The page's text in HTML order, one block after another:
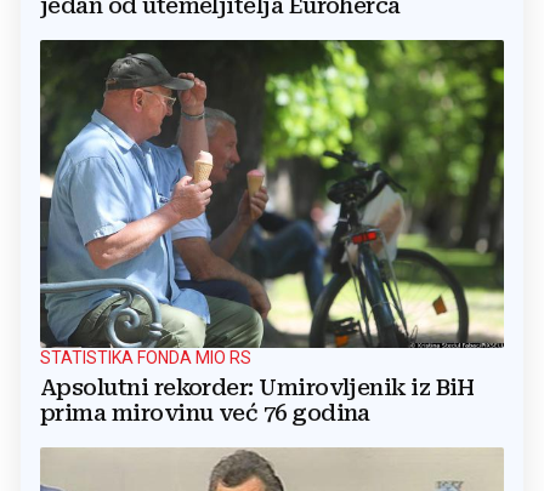
STATISTIKA FONDA MIO RS
Apsolutni rekorder: Umirovljenik iz BiH
prima mirovinu već 76 godina